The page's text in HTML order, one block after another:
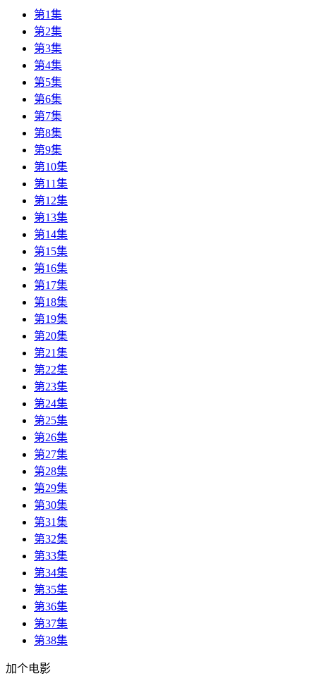
第1集
第2集
第3集
第4集
第5集
第6集
第7集
第8集
第9集
第10集
第11集
第12集
第13集
第14集
第15集
第16集
第17集
第18集
第19集
第20集
第21集
第22集
第23集
第24集
第25集
第26集
第27集
第28集
第29集
第30集
第31集
第32集
第33集
第34集
第35集
第36集
第37集
第38集
加个电影